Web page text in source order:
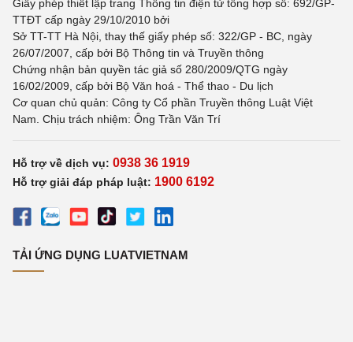
Giấy phép thiết lập trang Thông tin điện tử tổng hợp số: 692/GP-
TTĐT cấp ngày 29/10/2010 bởi
Sở TT-TT Hà Nội, thay thế giấy phép số: 322/GP - BC, ngày
26/07/2007, cấp bởi Bộ Thông tin và Truyền thông
Chứng nhận bản quyền tác giả số 280/2009/QTG ngày
16/02/2009, cấp bởi Bộ Văn hoá - Thể thao - Du lịch
Cơ quan chủ quản: Công ty Cổ phần Truyền thông Luật Việt
Nam. Chịu trách nhiệm: Ông Trần Văn Trí
Hỗ trợ về dịch vụ: 0938 36 1919
Hỗ trợ giải đáp pháp luật: 1900 6192
TẢI ỨNG DỤNG LUATVIETNAM